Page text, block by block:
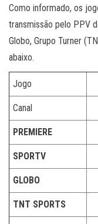
Como informado, os
transmissão pelo PPV
Globo, Grupo Turner
abaixo.
Jogo
Canal
PREMIERE
SPORTV
GLOBO
TNT SPORTS